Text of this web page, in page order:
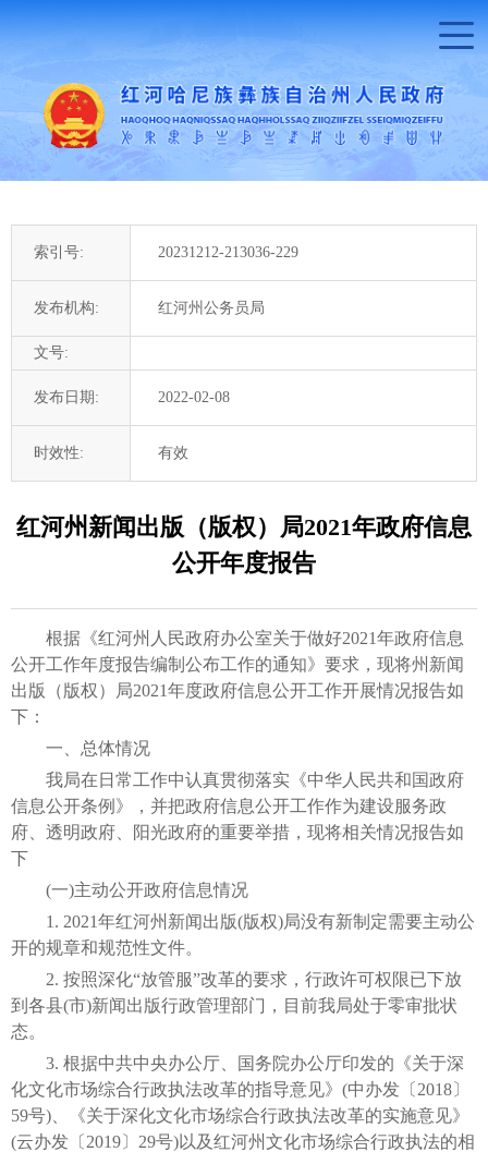
索引号: 20231212-213036-229
发布机构: 红河州公务员局
文号:
发布日期: 2022-02-08
时效性: 有效
红河州新闻出版（版权）局2021年政府信息
公开年度报告
根据《红河州人民政府办公室关于做好2021年政府信息
公开工作年度报告编制公布工作的通知》要求，现将州新闻
出版（版权）局2021年度政府信息公开工作开展情况报告如
下：
一、总体情况
我局在日常工作中认真贯彻落实《中华人民共和国政府
信息公开条例》，并把政府信息公开工作作为建设服务政
府、透明政府、阳光政府的重要举措，现将相关情况报告如
下
(一)主动公开政府信息情况
1. 2021年红河州新闻出版(版权)局没有新制定需要主动公
开的规章和规范性文件。
2. 按照深化“放管服”改革的要求，行政许可权限已下放
到各县(市)新闻出版行政管理部门，目前我局处于零审批状
态。
3. 根据中共中央办公厅、国务院办公厅印发的《关于深
化文化市场综合行政执法改革的指导意见》(中办发〔2018〕
59号)、《关于深化文化市场综合行政执法改革的实施意见》
(云办发〔2019〕29号)以及红河州文化市场综合行政执法的相